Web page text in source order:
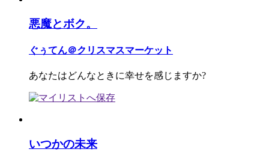
悪魔とボク。
ぐぅてん＠クリスマスマーケット
あなたはどんなときに幸せを感じますか?
いつかの未来